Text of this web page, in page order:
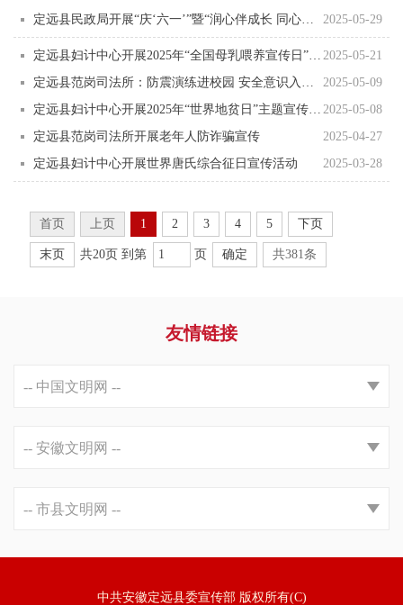
2025-05-29
定远县民政局开展“庆‘六一’”暨“润心伴成长 同心护未来”关爱活动
2025-05-21
定远县妇计中心开展2025年“全国母乳喂养宣传日”宣传活动
2025-05-09
定远县范岗司法所：防震演练进校园 安全意识入心间
2025-05-08
定远县妇计中心开展2025年“世界地贫日”主题宣传活动
2025-04-27
定远县范岗司法所开展老年人防诈骗宣传
2025-03-28
定远县妇计中心开展世界唐氏综合征日宣传活动
首页 上页 1 2 3 4 5 下页
末页 共20页 到第 页 确定 共381条
友情链接
中共安徽定远县委宣传部 版权所有(C)